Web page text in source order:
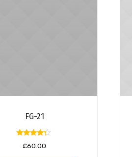
FG-21
con
£60.00